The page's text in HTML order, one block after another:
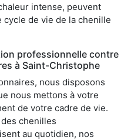
intense, peuvent
de vie de la chenille
professionnelle contre
à Saint-Christophe
nous disposons
nous mettons à votre
de votre cadre de vie.
chenilles
au quotidien, nos